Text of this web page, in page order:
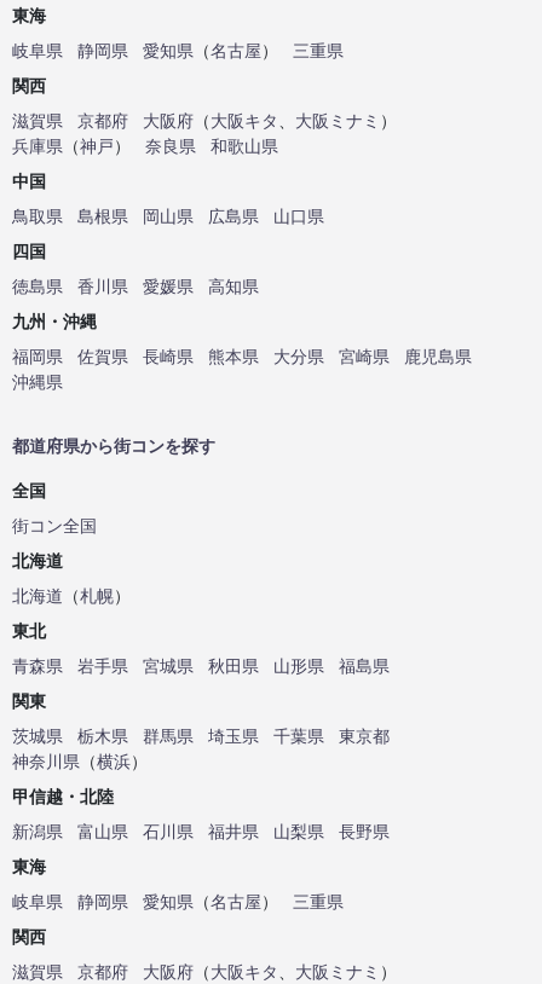
東海
岐阜県
静岡県 愛知県 （名古屋）
三重県
関西
滋賀県
京都府 大阪府 （大阪キタ 大阪ミナミ ）
兵庫県 （神戸） 奈良県
和歌山県
中国
鳥取県
島根県 岡山県 広島県
山口県
四国
徳島県
香川県 愛媛県
高知県
九州・沖縄
福岡県
佐賀県 長崎県 熊本県 大分県 宮崎県
鹿児島県
沖縄県
都道府県から街コンを探す
全国
街コン全国
北海道
北海道 （札幌）
東北
青森県
岩手県 宮城県 秋田県 山形県
福島県
関東
茨城県
栃木県 群馬県 埼玉県 千葉県
東京都
神奈川県 （横浜）
甲信越・北陸
新潟県
富山県 石川県 福井県 山梨県
長野県
東海
岐阜県
静岡県 愛知県 （名古屋）
三重県
関西
滋賀県
京都府 大阪府 （大阪キタ 大阪ミナミ ）